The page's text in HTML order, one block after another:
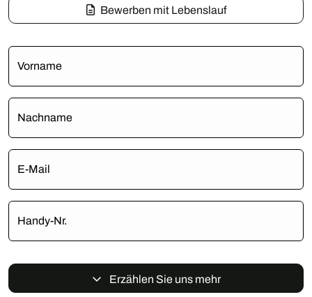
Bewerben mit Lebenslauf
Vorname
Nachname
E-Mail
Handy-Nr.
Erzählen Sie uns mehr